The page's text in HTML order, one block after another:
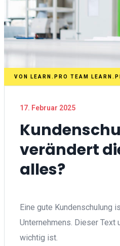
VON LEARN.PRO TEAM
17. Februar 2025
verändert
alles?
Eine gute Kundenschulung
Unternehmens. Dieser Text
wichtig ist.